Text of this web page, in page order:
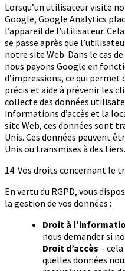
Lorsqu’un utilisateur visite
Google, Google Analytics
l’appareil de l’utilisateur.
se passe après que
notre site Web. Dans le cas
nous payons Google en
d’impressions, ce qui
précis et aide à prévenir les
collecte des données
informations d’accès et la
site Web, ces données sont
Unis. Ces données peuvent
Unis ou transmises à des tiers.
14. Vos droits concernant le
En vertu du RGPD, vous
la gestion de vos données :
Droit à
nous demander si
Droit d’accès –
quelles données